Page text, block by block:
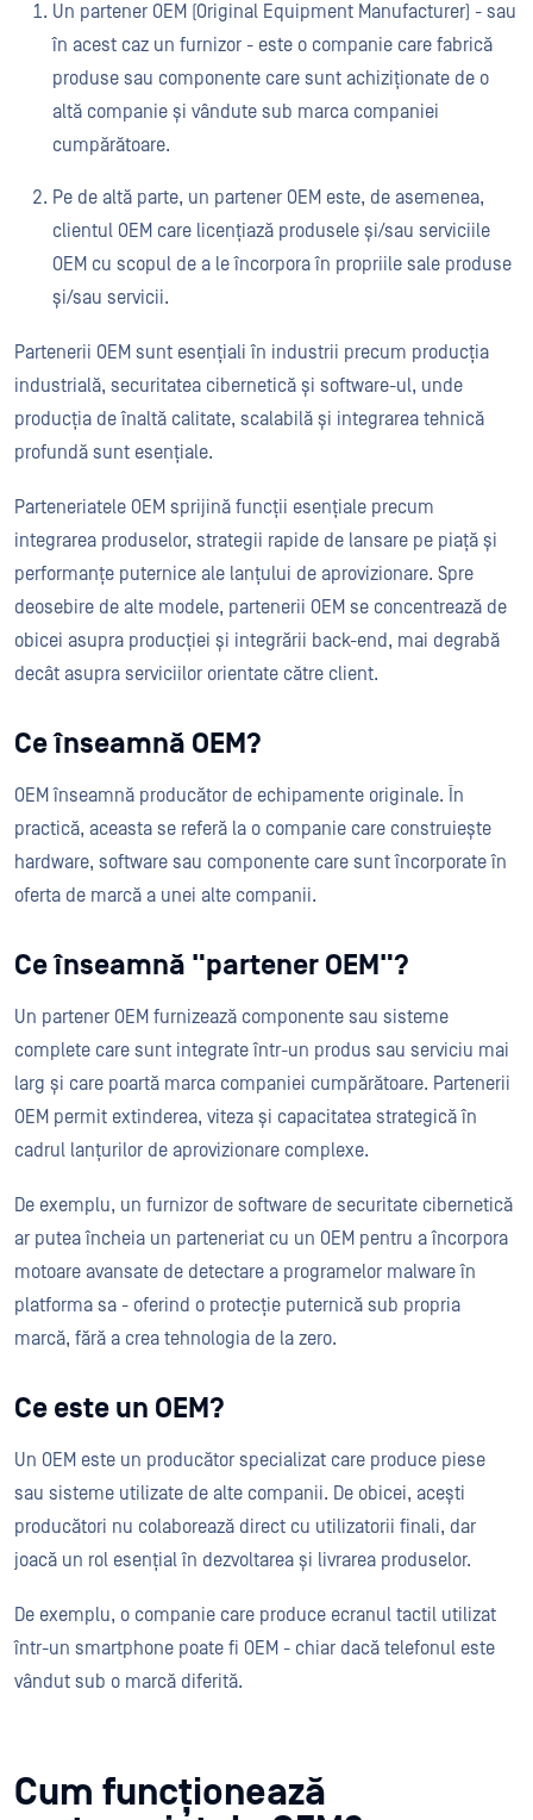
Un partener OEM (Original Equipment Manufacturer) - sau
în acest caz un furnizor - este o companie care fabrică
produse sau componente care sunt achiziționate de o
altă companie și vândute sub marca companiei
cumpărătoare.
Pe de altă parte, un partener OEM este, de asemenea,
clientul OEM care licențiază produsele și/sau serviciile
OEM cu scopul de a le încorpora în propriile sale produse
și/sau servicii.
Partenerii OEM sunt esențiali în industrii precum producția
industrială, securitatea cibernetică și software-ul, unde
producția de înaltă calitate, scalabilă și integrarea tehnică
profundă sunt esențiale.
Parteneriatele OEM sprijină funcții esențiale precum
integrarea produselor, strategii rapide de lansare pe piață și
performanțe puternice ale lanțului de aprovizionare. Spre
deosebire de alte modele, partenerii OEM se concentrează de
obicei asupra producției și integrării back-end, mai degrabă
decât asupra serviciilor orientate către client.
Ce înseamnă OEM?
OEM înseamnă producător de echipamente originale. În
practică, aceasta se referă la o companie care construiește
hardware, software sau componente care sunt încorporate în
oferta de marcă a unei alte companii.
Ce înseamnă "partener OEM"?
Un partener OEM furnizează componente sau sisteme
complete care sunt integrate într-un produs sau serviciu mai
larg și care poartă marca companiei cumpărătoare. Partenerii
OEM permit extinderea, viteza și capacitatea strategică în
cadrul lanțurilor de aprovizionare complexe.
De exemplu, un furnizor de software de securitate cibernetică
ar putea încheia un parteneriat cu un OEM pentru a încorpora
motoare avansate de detectare a programelor malware în
platforma sa - oferind o protecție puternică sub propria
marcă, fără a crea tehnologia de la zero.
Ce este un OEM?
Un OEM este un producător specializat care produce piese
sau sisteme utilizate de alte companii. De obicei, acești
producători nu colaborează direct cu utilizatorii finali, dar
joacă un rol esențial în dezvoltarea și livrarea produselor.
De exemplu, o companie care produce ecranul tactil utilizat
într-un smartphone poate fi OEM - chiar dacă telefonul este
vândut sub o marcă diferită.
Cum funcționează